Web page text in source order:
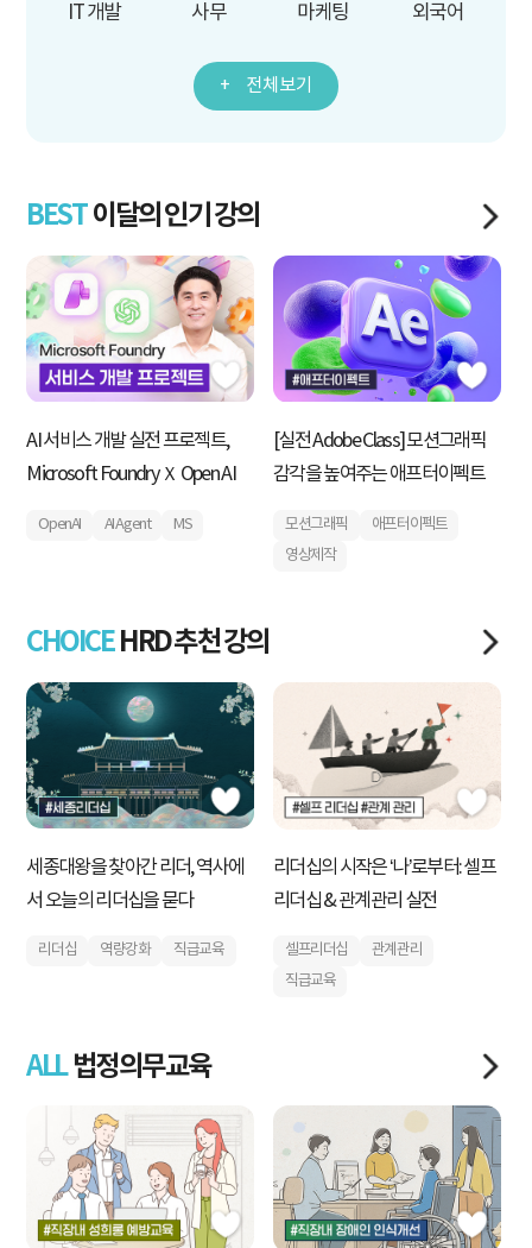
IT 개발 사무 마케팅 외국어
전체보기
BEST이달의 인기 강의
AI 서비스 개발 실전 프로젝트,
Microsoft Foundry Ｘ Open AI
OpenAI AI Agent MS
[실전 Adobe Class] 모션그래픽
감각을 높여주는 애프터이펙트
모션그래픽
애프터이펙트
영상제작
CHOICEHRD 추천 강의
세종대왕을 찾아간 리더, 역사에
서 오늘의 리더십을 묻다
리더십 역량강화 직급교육
리더십의 시작은 ‘나’로부터: 셀프
리더십 & 관계관리 실전
셀프리더십
관계관리
직급교육
ALL법정의무교육